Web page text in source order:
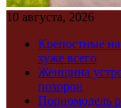
10 августа, 2026
Крепостные
хуже всего
Женщина
похорон
Порномодель